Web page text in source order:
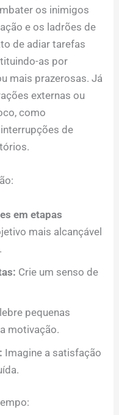
os inimigos
e os ladrões de
de adiar tarefas
as por
mais prazerosas. Já
externas ou
como
de
em etapas
mais alcançável
Crie um senso de
pequenas
motivação.
Imagine a satisfação